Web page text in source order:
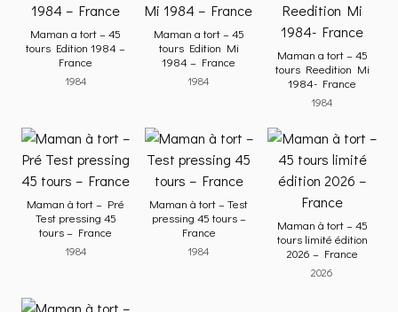
Maman a tort – 45
tours Edition 1984 –
France
1984
Maman a tort – 45
tours Edition Mi
1984 – France
1984
Maman a tort – 45
tours Reedition Mi
1984- France
1984
Maman à tort – Pré
Test pressing 45
tours – France
1984
Maman à tort – Test
pressing 45 tours –
France
1984
Maman à tort – 45
tours limité édition
2026 – France
2026